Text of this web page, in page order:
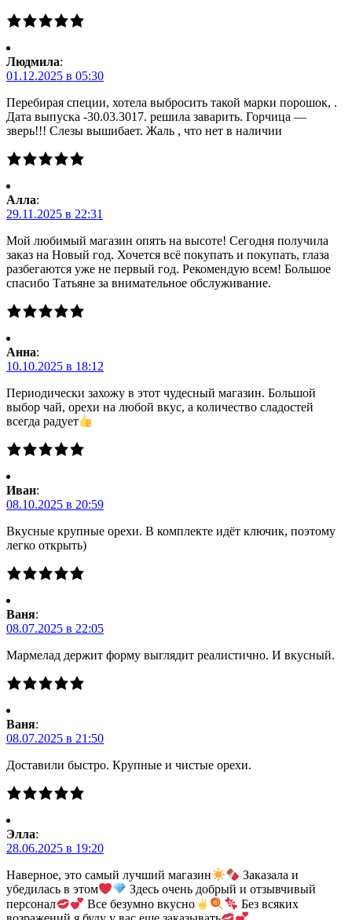
Людмила:
01.12.2025 в 05:30
Перебирая специи, хотела выбросить такой марки порошок, .
Дата выпуска -30.03.3017. решила заварить. Горчица —
зверь!!! Слезы вышибает. Жаль , что нет в наличии
Алла:
29.11.2025 в 22:31
Мой любимый магазин опять на высоте! Сегодня получила
заказ на Новый год. Хочется всё покупать и покупать, глаза
разбегаются уже не первый год. Рекомендую всем! Большое
спасибо Татьяне за внимательное обслуживание.
Анна:
10.10.2025 в 18:12
Периодически захожу в этот чудесный магазин. Большой
выбор чай, орехи на любой вкус, а количество сладостей
всегда радует
Иван:
08.10.2025 в 20:59
Вкусные крупные орехи. В комплекте идёт ключик, поэтому
легко открыть)
Ваня:
08.07.2025 в 22:05
Мармелад держит форму выглядит реалистично. И вкусный.
Ваня:
08.07.2025 в 21:50
Доставили быстро. Крупные и чистые орехи.
Элла:
28.06.2025 в 19:20
Наверное, это самый лучший магазин
Заказала и
убедилась в этом
Здесь очень добрый и отзывчивый
персонал
Все безумно вкусно
Без всяких